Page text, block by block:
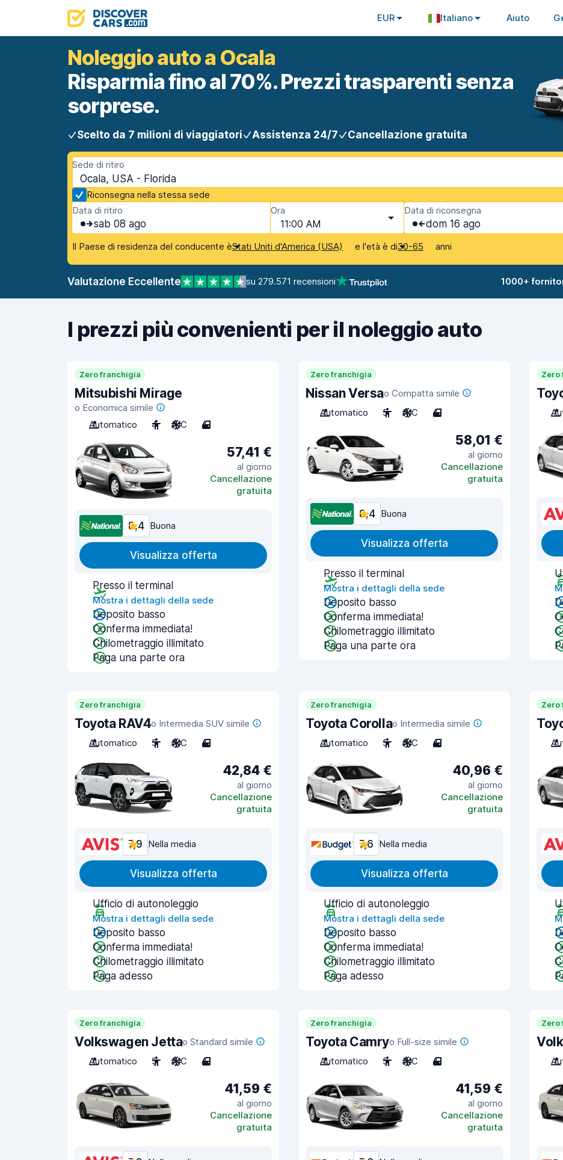
EUR Italiano Aiuto
Noleggio auto a Ocala
Risparmia fino al 70%. Prezzi trasparenti senza
sorprese.
Scelto da 7 milioni di viaggiatori Assistenza 24/7 Cancellazione gratuita
Sede di ritiro
Ocala, USA - Florida
Riconsegna nella stessa sede
Data di ritiro
sab 08 ago
Ora
11:00 AM
Data di riconsegna
dom 16 ago
Il Paese di residenza del conducente èStati Uniti d'America (USA) e l'età è di30-65 anni
Valutazione Eccellente su 279.571 recensioni 1000+
I prezzi più convenienti per il noleggio auto
Zero franchigia
Mitsubishi Mirage
o Economica simile
Automatico
4 A/C 4
57,41 €
al giorno
Cancellazione
gratuita
8,4 Buona
Visualizza offerta
Presso il terminal
Mostra i dettagli della sede
Deposito basso
Conferma immediata!
Chilometraggio illimitato
Paga una parte ora
Zero franchigia
Nissan Versao Compatta simile
Automatico
5 A/C 4
58,01 €
al giorno
Cancellazione
gratuita
8,4 Buona
Visualizza offerta
Presso il terminal
Mostra i dettagli della sede
Deposito basso
Conferma immediata!
Chilometraggio illimitato
Paga una parte ora
Zero
Zero franchigia
Toyota RAV4o Intermedia SUV simile
Automatico
5 A/C 4
42,84 €
al giorno
Cancellazione
gratuita
7,9 Nella media
Visualizza offerta
Ufficio di autonoleggio
Mostra i dettagli della sede
Deposito basso
Conferma immediata!
Chilometraggio illimitato
Paga adesso
Zero franchigia
Toyota Corollao Intermedia simile
Automatico
5 A/C 4
40,96 €
al giorno
Cancellazione
gratuita
7,6 Nella media
Visualizza offerta
Ufficio di autonoleggio
Mostra i dettagli della sede
Deposito basso
Conferma immediata!
Chilometraggio illimitato
Paga adesso
Zero
Zero franchigia
Volkswagen Jettao Standard simile
Automatico
5 A/C 4
41,59 €
al giorno
Cancellazione
gratuita
Zero franchigia
Toyota Camryo Full-size simile
Automatico
5 A/C 4
41,59 €
al giorno
Cancellazione
gratuita
Zero